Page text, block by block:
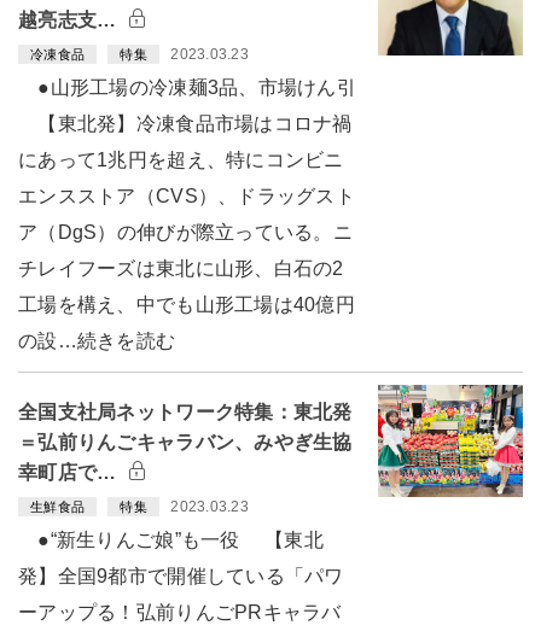
越亮志支…
冷凍食品 特集 2023.03.23
●山形工場の冷凍麺3品、市場けん引
【東北発】冷凍食品市場はコロナ禍
にあって1兆円を超え、特にコンビニ
エンスストア（CVS）、ドラッグスト
ア（DgS）の伸びが際立っている。ニ
チレイフーズは東北に山形、白石の2
工場を構え、中でも山形工場は40億円
の設…続きを読む
全国支社局ネットワーク特集：東北発
＝弘前りんごキャラバン、みやぎ生協
幸町店で…
生鮮食品 特集 2023.03.23
●“新生りんご娘”も一役 【東北
発】全国9都市で開催している「パワ
ーアップる！弘前りんごPRキャラバ